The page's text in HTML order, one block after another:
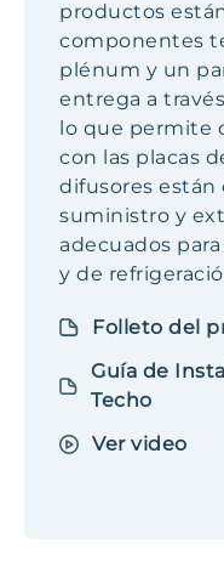
productos
componentes
plénum y un
entrega a
lo que permite
con las placas
difusores están
suministro y
adecuados
y de
Folleto del
Guía de
Techo
Ver video